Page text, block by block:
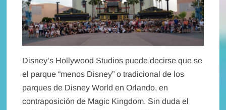
Disney’s Hollywood Studios puede decirse que se
el parque “menos Disney” o tradicional de los
parques de Disney World en Orlando, en
contraposición de Magic Kingdom. Sin duda el